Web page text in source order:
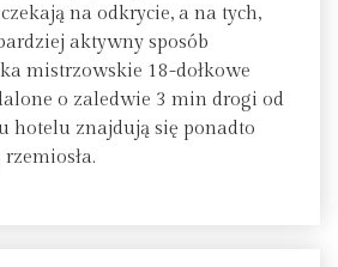
na odkrycie, a na tych,
aktywny sposób
mistrzowskie 18-dołkowe
o zaledwie 3 min drogi od
hotelu znajdują się ponadto